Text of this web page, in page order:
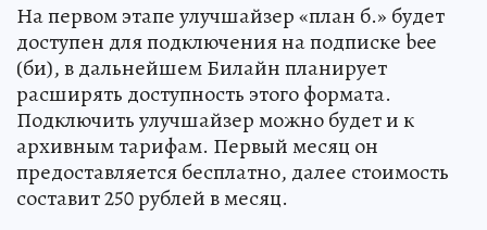
На первом этапе улучшайзер «план б.» будет
доступен для подключения на подписке bee
(би), в дальнейшем Билайн планирует
расширять доступность этого формата.
Подключить улучшайзер можно будет и к
архивным тарифам. Первый месяц он
предоставляется бесплатно, далее стоимость
составит 250 рублей в месяц.